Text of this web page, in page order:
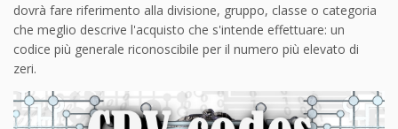
dovrà fare riferimento alla divisione, gruppo, classe o categoria
che meglio descrive l'acquisto che s'intende effettuare: un
codice più generale riconoscibile per il numero più elevato di
zeri.